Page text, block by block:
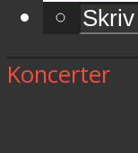
Koncerter